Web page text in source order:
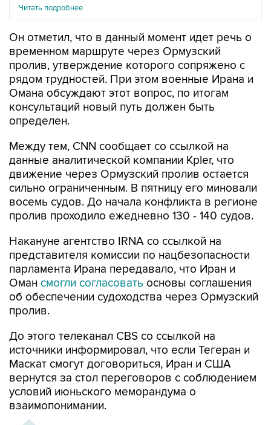
Читать подробнее
Он отметил, что в данный момент идет речь о
временном маршруте через Ормузский
пролив, утверждение которого сопряжено с
рядом трудностей. При этом военные Ирана и
Омана обсуждают этот вопрос, по итогам
консультаций новый путь должен быть
определен.
Между тем, CNN сообщает со ссылкой на
данные аналитической компании Kpler, что
движение через Ормузский пролив остается
сильно ограниченным. В пятницу его миновали
восемь судов. До начала конфликта в регионе
пролив проходило ежедневно 130 - 140 судов.
Накануне агентство IRNA со ссылкой на
представителя комиссии по нацбезопасности
парламента Ирана передавало, что Иран и
Оман смогли согласовать основы соглашения
об обеспечении судоходства через Ормузский
пролив.
До этого телеканал CBS со ссылкой на
источники информировал, что если Тегеран и
Маскат смогут договориться, Иран и США
вернутся за стол переговоров с соблюдением
условий июньского меморандума о
взаимопонимании.